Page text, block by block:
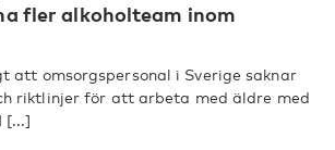
fler alkoholteam inom
att omsorgspersonal i Sverige saknar
riktlinjer för att arbeta med äldre med
[...]